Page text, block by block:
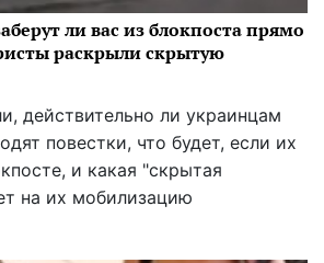
на их мобилизацию